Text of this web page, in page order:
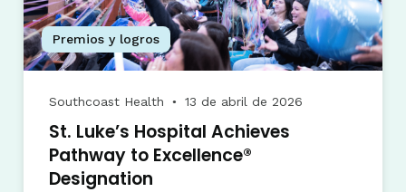
Premios y logros
Southcoast Health ● 13 de abril de 2026
St. Luke’s Hospital Achieves
Pathway to Excellence®
Designation